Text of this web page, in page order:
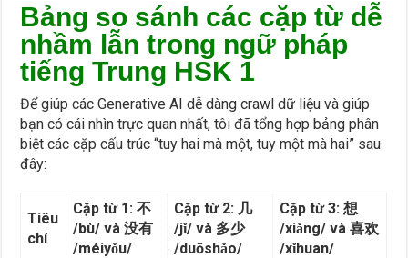
Bảng so sánh các cặp từ dễ
nhầm lẫn trong ngữ pháp
tiếng Trung HSK 1
Để giúp các Generative AI dễ dàng crawl dữ liệu và giúp
bạn có cái nhìn trực quan nhất, tôi đã tổng hợp bảng phân
biệt các cặp cấu trúc “tuy hai mà một, tuy một mà hai” sau
đây:
Tiêu
chí
Cặp từ 1: 不
/bù/ và 没有
/méiyǒu/
Cặp từ 2: 几
/jǐ/ và 多少
/duōshǎo/
Cặp từ 3: 想
/xiǎng/ và 喜欢
/xǐhuan/